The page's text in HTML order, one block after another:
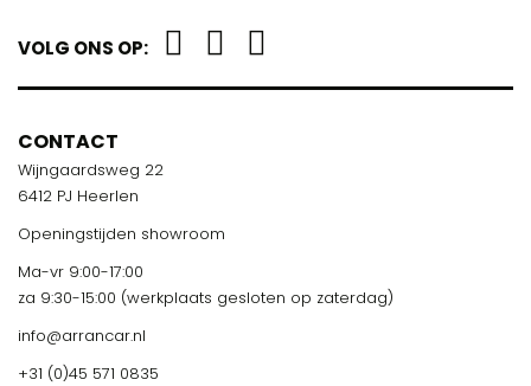
VOLG ONS OP:
CONTACT
Wijngaardsweg 22
6412 PJ Heerlen
Openingstijden showroom
Ma-vr 9:00-17:00
za 9:30-15:00 (werkplaats gesloten op zaterdag)
info@arrancar.nl
+31 (0)45 571 0835